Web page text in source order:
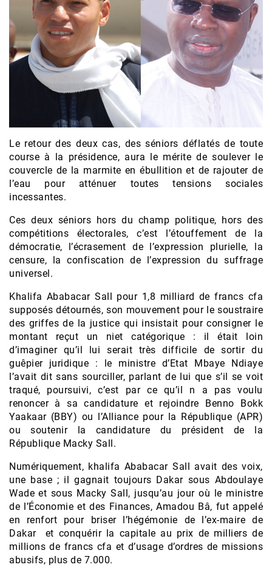
Le retour des deux cas, des séniors déflatés de toute
course à la présidence, aura le mérite de soulever le
couvercle de la marmite en ébullition et de rajouter de
l’eau pour atténuer toutes tensions sociales
incessantes.
Ces deux séniors hors du champ politique, hors des
compétitions électorales, c’est l’étouffement de la
démocratie, l’écrasement de l’expression plurielle, la
censure, la confiscation de l’expression du suffrage
universel.
Khalifa Ababacar Sall pour 1,8 milliard de francs cfa
supposés détournés, son mouvement pour le soustraire
des griffes de la justice qui insistait pour consigner le
montant reçut un niet catégorique : il était loin
d’imaginer qu’il lui serait très difficile de sortir du
guêpier juridique : le ministre d’Etat Mbaye Ndiaye
l’avait dit sans sourciller, parlant de lui que s’il se voit
traqué, poursuivi, c’est par ce qu’il n a pas voulu
renoncer à sa candidature et rejoindre Benno Bokk
Yaakaar (BBY) ou l’Alliance pour la République (APR)
ou soutenir la candidature du président de la
République Macky Sall.
Numériquement, khalifa Ababacar Sall avait des voix,
une base ; il gagnait toujours Dakar sous Abdoulaye
Wade et sous Macky Sall, jusqu’au jour où le ministre
de l’Économie et des Finances, Amadou Bâ, fut appelé
en renfort pour briser l’hégémonie de l’ex-maire de
Dakar et conquérir la capitale au prix de milliers de
millions de francs cfa et d’usage d’ordres de missions
abusifs, plus de 7.000.